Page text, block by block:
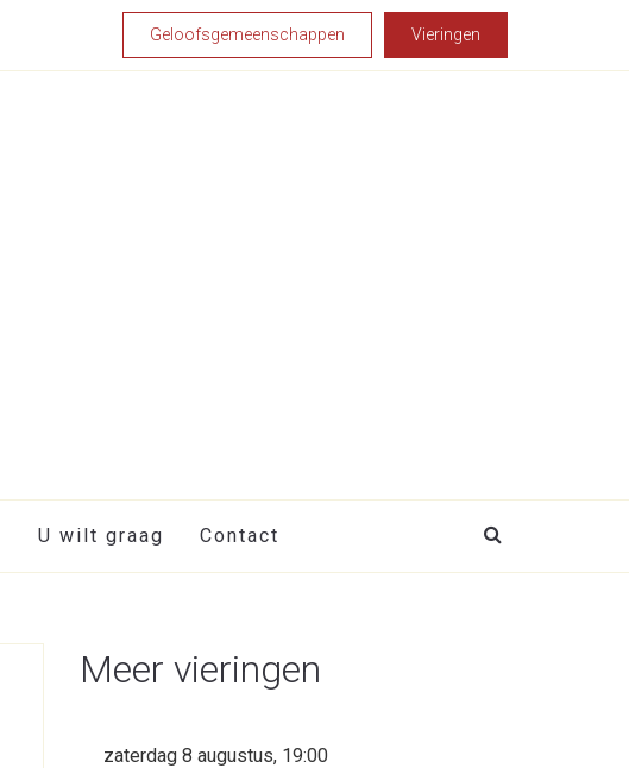
Geloofsgemeenschappen Vieringen
U wilt graag Contact
Meer vieringen
zaterdag 8 augustus, 19:00